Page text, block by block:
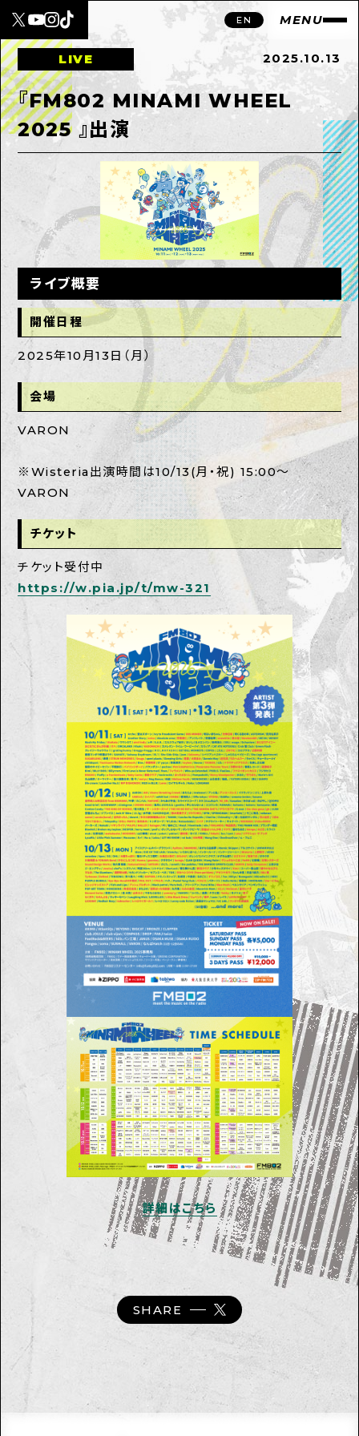
EN MENU
LIVE 2025.10.13
『FM802 MINAMI WHEEL
2025 』出演
ライブ概要
開催日程
2025年10月13日（月）
会場
VARON
※Wisteria出演時間は10/13(月・祝) 15:00〜
VARON
チケット
チケット受付中
https://w.pia.jp/t/mw-321
詳細はこちら
SHARE